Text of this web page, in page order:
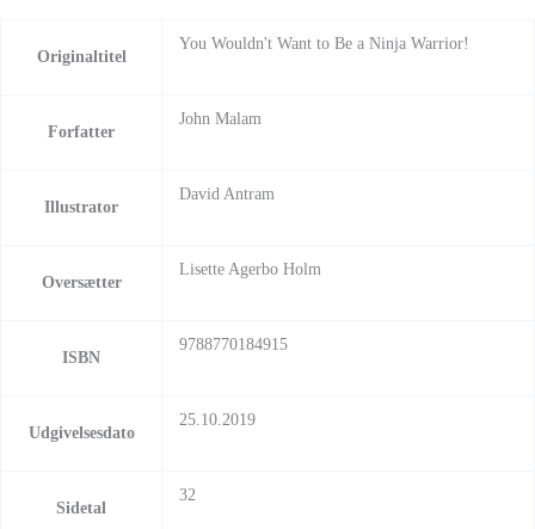
Originaltitel
You Wouldn't Want to Be a Ninja Warrior!
Forfatter
John Malam
Illustrator
David Antram
Oversætter
Lisette Agerbo Holm
ISBN
9788770184915
Udgivelsesdato
25.10.2019
Sidetal
32